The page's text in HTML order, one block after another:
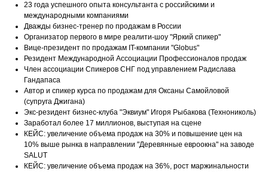
23 года успешного опыта консультанта с российскими и
международными компаниями
Дважды бизнес-тренер по продажам в России
Организатор первого в мире реалити-шоу "Яркий спикер"
Вице-президент по продажам IT-компании "Globus"
Резидент Международной Ассоциации Профессионалов продаж
Член ассоциации Спикеров СНГ под управлением Радислава
Гандапаса
Автор и спикер курса по продажам для Оксаны Самойловой
(супруга Джигана)
Экс-резидент бизнес-клуба "Эквиум" Игоря Рыбакова (Технониколь)
Заработал более 17 миллионов, выступая на сцене
КЕЙС: увеличение объема продаж на 30% и повышение цен на
10% выше рынка в направлении "Деревянные евроокна" на заводе
SALUT
КЕЙС: увеличение объема продаж на 36%, рост маржинальности